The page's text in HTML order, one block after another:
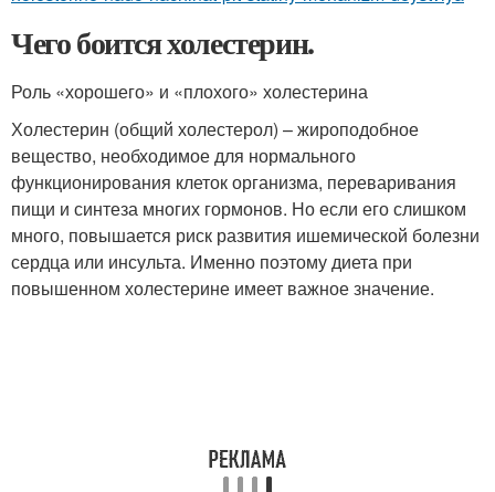
Чего боится холестерин.
Роль «хорошего» и «плохого» холестерина
Холестерин (общий холестерол) – жироподобное
вещество, необходимое для нормального
функционирования клеток организма, переваривания
пищи и синтеза многих гормонов. Но если его слишком
много, повышается риск развития ишемической болезни
сердца или инсульта. Именно поэтому диета при
повышенном холестерине имеет важное значение.